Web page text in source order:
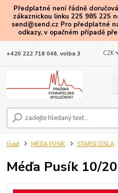
Předplatné není řádně
zákaznickou linku 225 985 225
send@send.cz Pro předplatné
odkazy, v opačném případě
CZK
+420 222 718 046, volba 3
Úvod MÉĎA PUSÍK STARŠÍ ČÍSLA
Méďa Pusík 10/